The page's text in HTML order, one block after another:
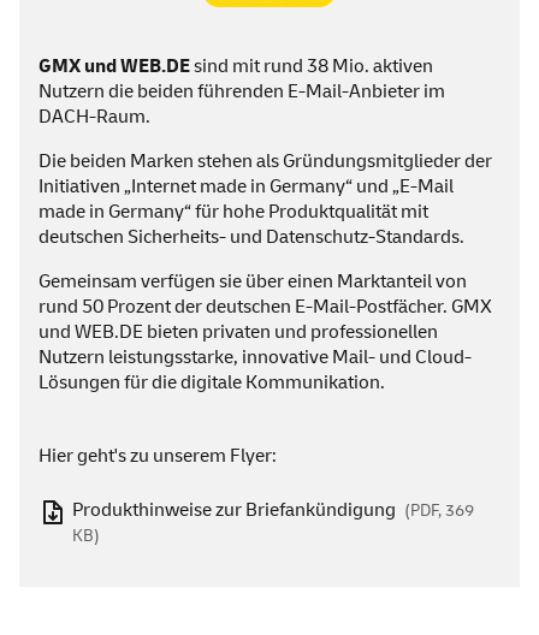
GMX undWEB.DEsind mit rund 38 Mio. aktiven
Nutzern die beiden führenden E-Mail-Anbieter im
DACH-Raum.
Die beiden Marken stehen als Gründungsmitglieder der
Initiativen „Internet made in Germany“ und „E-Mail
made in Germany“ für hohe Produktqualität mit
deutschen Sicherheits- und Datenschutz-Standards.
Gemeinsam verfügen sie über einen Marktanteil von
rund 50 Prozent der deutschen E-Mail-Postfächer. GMX
und WEB.DE bieten privaten und professionellen
Nutzern leistungsstarke, innovative Mail- und Cloud-
Lösungen für die digitale Kommunikation.
Hier geht's zu unserem Flyer:
Produkthinweise zur Briefankündigung (PDF, 369
KB)